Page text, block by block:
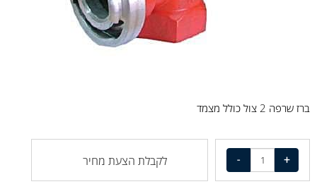
ברז שרפה 2 צול כולל מצמד
לקבלת הצעת מחיר